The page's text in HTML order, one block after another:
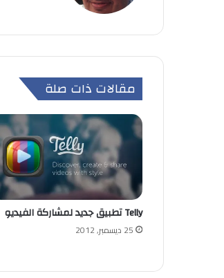
مقالات ذات صلة
Telly تطبيق جديد لمشاركة الفيديو
25 ديسمبر, 2012